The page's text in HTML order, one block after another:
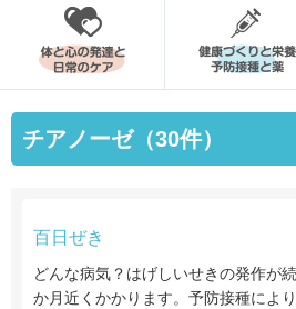
チアノーゼ（30件）
百日ぜき
どんな病気？はげしいせきの発作が
か月近くかかります。予防接種によ